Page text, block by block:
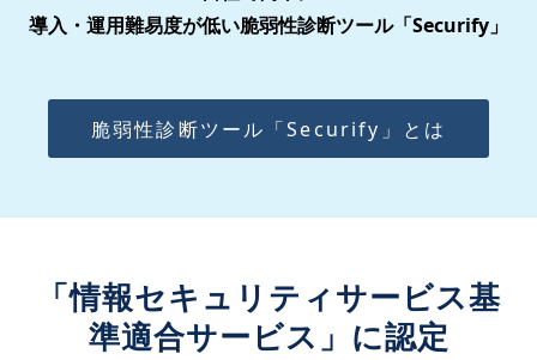
導入・運用難易度が低い脆弱性診断ツール「Securify」
脆弱性診断ツール「Securify」とは
「情報セキュリティサービス基
準適合サービス」に認定